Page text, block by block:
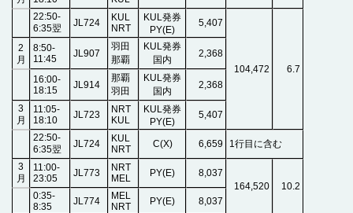
22:50-
6:35翌
JL724
KUL
NRT
KUL発券
PY(E)
5,407
104,472 6.7
2
月
8:50-
11:45
JL907
羽田
那覇
KUL発券
国内
2,368
16:00-
18:15
JL914
那覇
羽田
KUL発券
国内
2,368
3
月
11:05-
18:10
JL723
NRT
KUL
KUL発券
PY(E)
5,407
22:50-
6:35翌
JL724
KUL
NRT
C(X) 6,659 1行目に含む
3
月
11:00-
23:05
JL773
NRT
MEL
PY(E)
8,037
164,520
10.2
0:35-
8:35
JL774
MEL
NRT
PY(E)
8,037